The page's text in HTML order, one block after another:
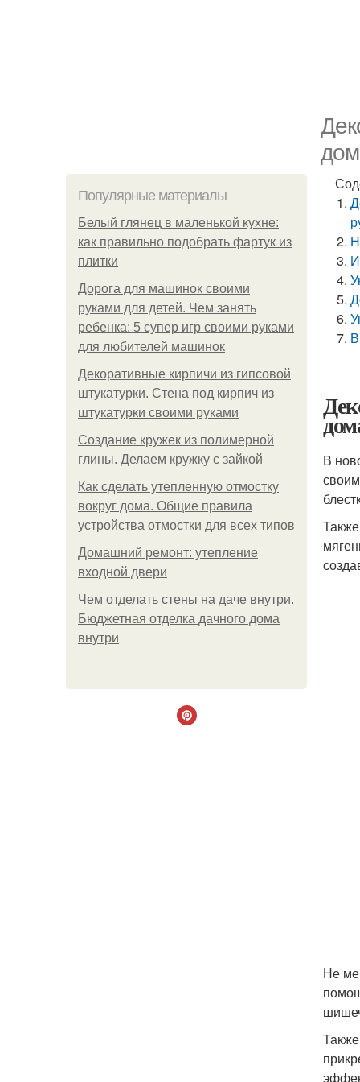
Популярные материалы
Белый глянец в маленькой кухне:
как правильно подобрать фартук из
плитки
Дорога для машинок своими
руками для детей. Чем занять
ребенка: 5 супер игр своими руками
для любителей машинок
Декоративные кирпичи из гипсовой
штукатурки. Стена под кирпич из
штукатурки своими руками
Создание кружек из полимерной
глины. Делаем кружку с зайкой
Как сделать утепленную отмостку
вокруг дома. Общие правила
устройства отмостки для всех типов
Домашний ремонт: утепление
входной двери
Чем отделать стены на даче внутри.
Бюджетная отделка дачного дома
внутри
В
Не